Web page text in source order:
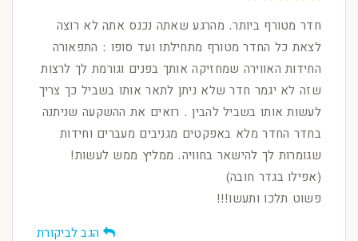
חדר מטורף ביותר. מהרגע שאתה נכנס אתה לא רוצה
לצאת כל החדר מטורף מתחילתו ועד סופו : התפאורה
החידות האווירה שמחזיקה אותך בפנים וגורמת לך לרצות
שזה לא יגמר חדר שלא ניתן לתאר אותו בשביל כך צריך
לעשות אותו בשביל להבין . רואים את ההשקעה שניתנה
בחדר החדר מלא באפקטים מגניבים מעברים וחידות
שגומרות לך להישאר בחוויה. ממליץ ממש לעשות!
(אפילו בגדר חובה)
פשוט תלכו ותעשו!!!
הגב לביקורת